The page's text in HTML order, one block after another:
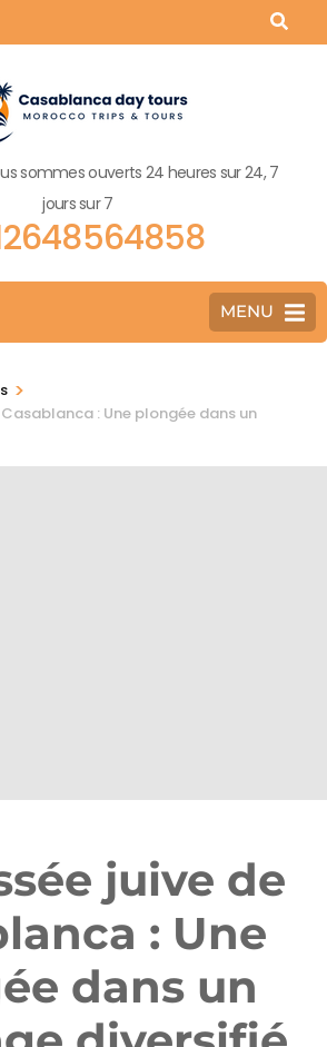
sommes ouverts 24 heures sur 24, 7
jours sur 7
MENU
>
: Une plongée dans un
juive de
: Une
dans un